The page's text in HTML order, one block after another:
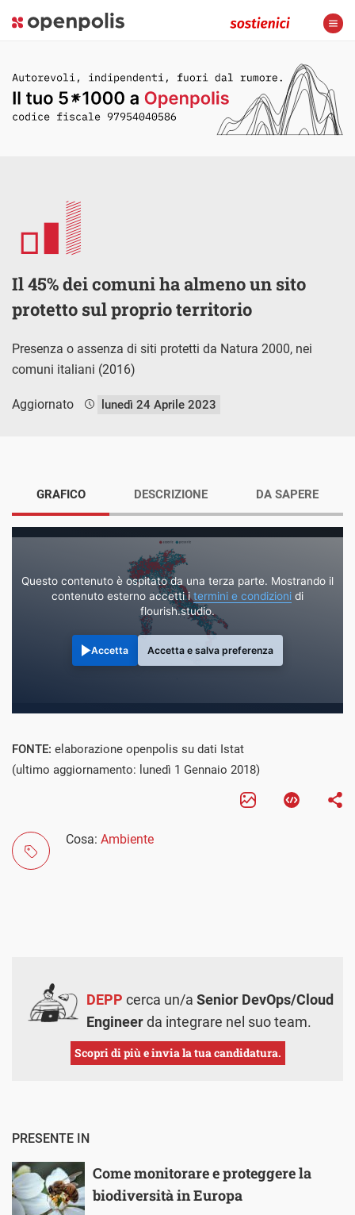
Il 45% dei comuni ha almeno un sito
protetto sul proprio territorio
Presenza o assenza di siti protetti da Natura 2000, nei
comuni italiani (2016)
Aggiornato lunedì 24 Aprile 2023
GRAFICO
Questo contenuto è ospitato da una terza parte. Mostrando il
contenuto esterno accetti itermini e condizioni di
flourish.studio.
Accetta Accetta e salva preferenza
DESCRIZIONE DA SAPERE
FONTE: elaborazione openpolis su dati Istat
(ultimo aggiornamento: lunedì 1 Gennaio 2018)
Cosa: Ambiente
DEPP cerca un/a Senior DevOps/Cloud
Engineerda integrare nel suo team.
Scopri di più e invia la tua candidatura.
PRESENTE IN
Come monitorare e proteggere la
biodiversità in Europa